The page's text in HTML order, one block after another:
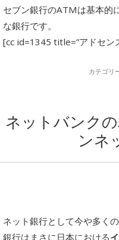
セブン銀行のATMは基本的
な銀行です。
[cc id=1345 title=”アドセン
カテゴリ
ネットバンク
ンネ
ネット銀行として今や多く
銀行はまさに日本における